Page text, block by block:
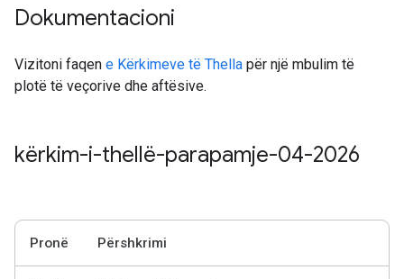
Dokumentacioni
Vizitoni faqen e Kërkimeve të Thella për një mbulim të
plotë të veçorive dhe aftësive.
kërkim-i-thellë-parapamje-04-2026
Pronë Përshkrimi